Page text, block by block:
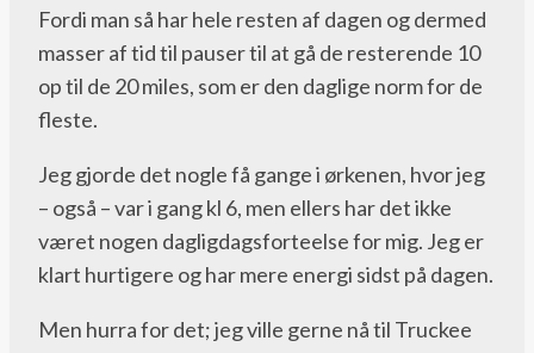
Fordi man så har hele resten af dagen og dermed
masser af tid til pauser til at gå de resterende 10
op til de 20 miles, som er den daglige norm for de
fleste.
Jeg gjorde det nogle få gange i ørkenen, hvor jeg
– også – var i gang kl 6, men ellers har det ikke
været nogen dagligdagsforteelse for mig. Jeg er
klart hurtigere og har mere energi sidst på dagen.
Men hurra for det; jeg ville gerne nå til Truckee